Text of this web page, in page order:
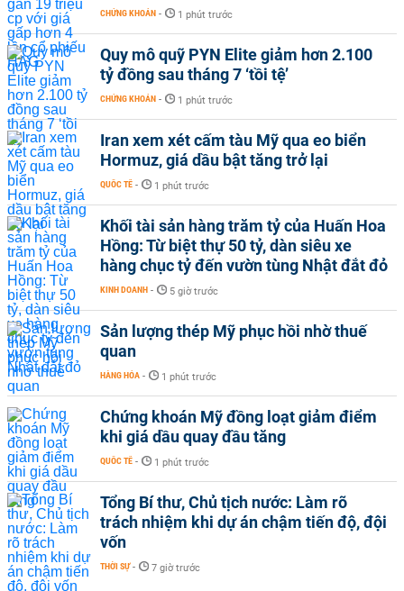
CHỨNG KHOÁN - 1 phút trước
Quy mô quỹ PYN Elite giảm hơn 2.100
tỷ đồng sau tháng 7 ‘tồi tệ’
CHỨNG KHOÁN - 1 phút trước
Iran xem xét cấm tàu Mỹ qua eo biển
Hormuz, giá dầu bật tăng trở lại
QUỐC TẾ - 1 phút trước
Khối tài sản hàng trăm tỷ của Huấn Hoa
Hồng: Từ biệt thự 50 tỷ, dàn siêu xe
hàng chục tỷ đến vườn tùng Nhật đắt đỏ
KINH DOANH - 5 giờ trước
Sản lượng thép Mỹ phục hồi nhờ thuế
quan
HÀNG HÓA - 1 phút trước
Chứng khoán Mỹ đồng loạt giảm điểm
khi giá dầu quay đầu tăng
QUỐC TẾ - 1 phút trước
Tổng Bí thư, Chủ tịch nước: Làm rõ
trách nhiệm khi dự án chậm tiến độ, đội
vốn
THỜI SỰ - 7 giờ trước